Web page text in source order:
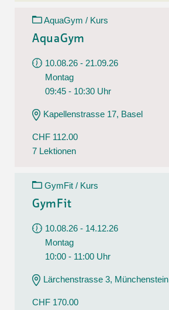
AquaGym / Kurs
AquaGym
10.08.26 - 21.09.26
Montag
09:45 - 10:30 Uhr
Kapellenstrasse 17, Basel
CHF 112.00
7 Lektionen
GymFit / Kurs
GymFit
10.08.26 - 14.12.26
Montag
10:00 - 11:00 Uhr
Lärchenstrasse 3, Münchenstein
CHF 170.00